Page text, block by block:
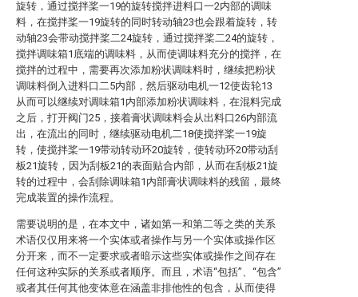
旋转，通过搅拌桨一19的旋转搅拌进料口一2内部的调味
料，在搅拌桨一19旋转的同时转动轴23也会跟着旋转，转
动轴23会带动搅拌桨二24旋转，通过搅拌桨二24的旋转，
搅拌调味箱1底端的调味料，从而使调味料充分的搅拌，在
搅拌的过程中，需要再次添加粉状调味料时，继续把粉状
调味料倒入进料口二5内部，然后驱动电机一12使齿轮13
从而可以继续对调味箱1内部添加粉状调味料，在混料完成
之后，打开阀门25，接着膏状调味料会从出料口26内部流
出，在流出的同时，继续驱动电机二18使搅拌桨一19旋
转，使搅拌桨一19带动转动环20旋转，使转动环20带动刮
板21旋转，因为刮板21的表面贴合内部，从而在刮板21旋
转的过程中，会刮除调味箱1内部膏状调味料的残留，最终
完成装置的操作流程。
需要说明的是，在本文中，诸如第一和第二等之类的关系
术语仅仅用来将一个实体或者操作与另一个实体或操作区
分开来，而不一定要求或者暗示这些实体或操作之间存在
任何这种实际的关系或者顺序。而且，术语“包括”、“包含”
或者其任何其他变体意在涵盖非排他性的包含，从而使得